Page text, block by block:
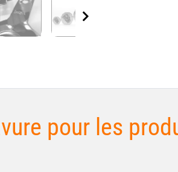
pour les